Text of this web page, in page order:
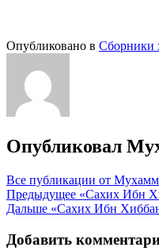
Опубликовано в Сборники
Опубликовал
Все публикации от
Навигация
по
записям
Предыдущее «Сахих Ибн
Дальше «Сахих Ибн
Добавить